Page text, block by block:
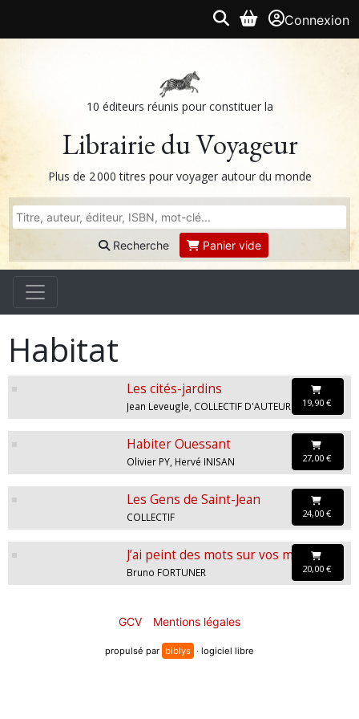
Connexion
10 éditeurs réunis pour constituer la
Librairie du Voyageur
Plus de 2 000 titres pour voyager autour du monde
Recherche Panier vide
Habitat
Les cités-jardins
Jean Leveugle, COLLECTIF D'AUTEUR 19,90 €
Habiter Ouessant
Olivier PY, Hervé INISAN 27,00 €
Les Gens de Saint-Jean
COLLECTIF 24,00 €
J’ai peint des mots sur vos maisons
Bruno FORTUNER 20,00 €
GCV Mentions légales
propulsé par biblys · logiciel libre